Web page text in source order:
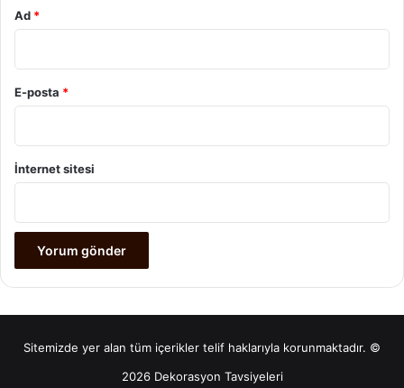
Ad *
E-posta *
İnternet sitesi
Sitemizde yer alan tüm içerikler telif haklarıyla korunmaktadır. ©
2026 Dekorasyon Tavsiyeleri